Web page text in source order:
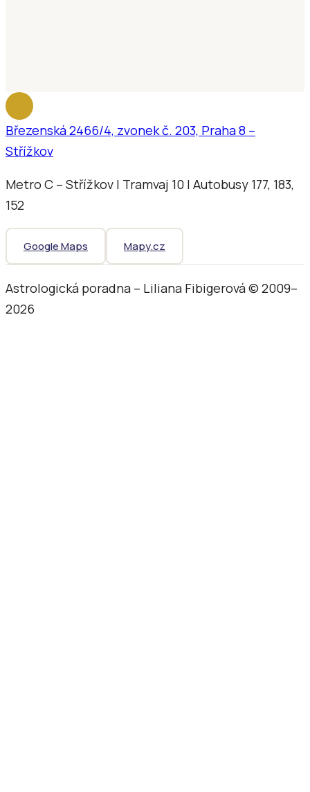
Březenská 2466/4, zvonek č. 203, Praha 8 –
Střížkov
Metro C – Střížkov | Tramvaj 10 | Autobusy 177, 183,
152
Google Maps Mapy.cz
Astrologická poradna – Liliana Fibigerová © 2009–
2026